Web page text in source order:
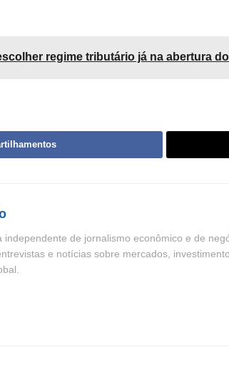
regime tributário já na abertura
independente de jornalismo econômico e de
e notícias sobre mercados,